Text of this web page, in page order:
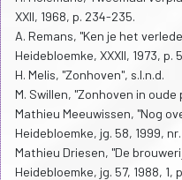
XXII, 1968, p. 234-235.
A. Remans, "Ken je het
Heidebloemke, XXXII, 1973, p.
H. Melis, "Zonhoven", s.l.n.d.
M. Swillen, "Zonhoven in
Mathieu Meeuwissen, "Nog
Heidebloemke, jg. 58, 1999, nr.
Mathieu Driesen, "De
Heidebloemke, jg. 57, 1988, 1,